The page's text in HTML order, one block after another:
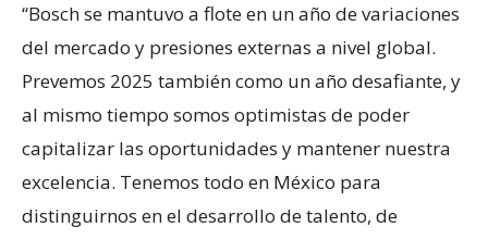
‘‘Bosch se mantuvo a flote en un año de variaciones
del mercado y presiones externas a nivel global.
Prevemos 2025 también como un año desafiante, y
al mismo tiempo somos optimistas de poder
capitalizar las oportunidades y mantener nuestra
excelencia. Tenemos todo en México para
distinguirnos en el desarrollo de talento, de